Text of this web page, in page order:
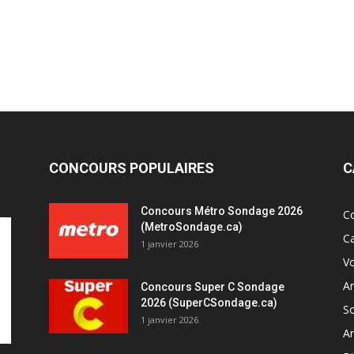
CONCOURS POPULAIRES
Concours Métro Sondage 2026
(MetroSondage.ca)
1 janvier 2026
Concours Super C Sondage
2026 (SuperCSondage.ca)
1 janvier 2026